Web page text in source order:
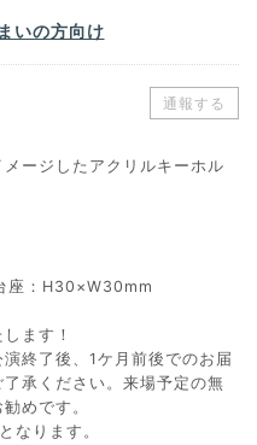
いの方向け
通報する
ージしたアクリルキーホル
：H30×W30mm
ます！
終了後、1ケ月前後でのお届
承ください。来場予定の無
めです。
なります。